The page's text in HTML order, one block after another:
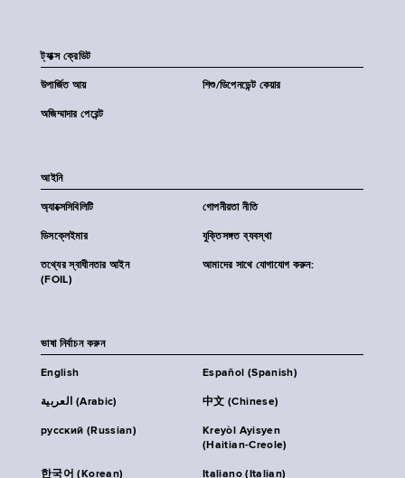
ট্যাক্স ক্রেডিট
উপার্জিত আয় শিশু/ডিপেনডেন্ট কেয়ার
অজিম্মাদার পেরেন্ট
আইনি
অ্যাক্সেসিবিলিটি গোপনীয়তা নীতি
ডিসক্লেইমার যুক্তিসঙ্গত ব্যবস্থা
তথ্যের স্বাধীনতার আইন
(FOIL)
আমাদের সাথে যোগাযোগ করুন:
ভাষা নির্বাচন করুন
English Español (Spanish)
العربية (Arabic) 中文 (Chinese)
русский (Russian)
Kreyòl Ayisyen
(Haitian-Creole)
한국어 (Korean) Italiano (Italian)